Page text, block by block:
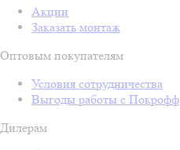
Акции
Заказать монтаж
Оптовым покупателям
Условия сотрудничества
Выгоды работы с Покрофф
Дилерам